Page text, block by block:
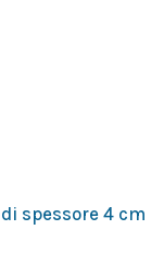
spessore 4 cm